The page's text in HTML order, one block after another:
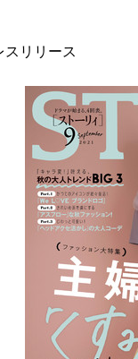
スリリース